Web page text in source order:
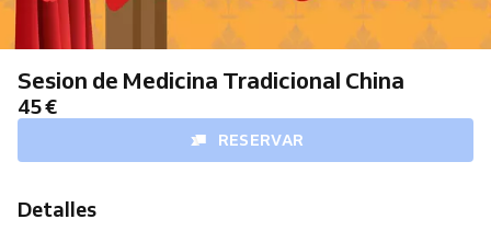
Sesion de Medicina Tradicional China
45 €
RESERVAR
Detalles